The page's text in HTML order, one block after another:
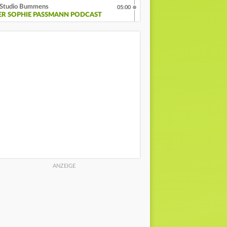
Bummens
SOPHIE PASSMANN PODCAST
05:00